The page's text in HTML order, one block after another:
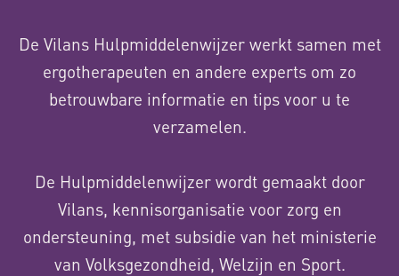
De Vilans Hulpmiddelenwijzer werkt samen met
ergotherapeuten en andere experts om zo
betrouwbare informatie en tips voor u te
verzamelen.
De Hulpmiddelenwijzer wordt gemaakt door
Vilans, kennisorganisatie voor zorg en
ondersteuning, met subsidie van het ministerie
van Volksgezondheid, Welzijn en Sport.